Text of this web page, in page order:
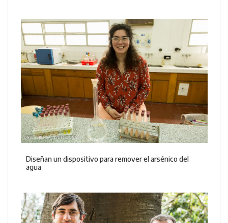
Diseñan un dispositivo para remover el arsénico del
agua